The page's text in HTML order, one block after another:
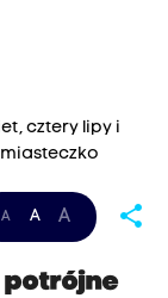
cztery lipy i
A A A share